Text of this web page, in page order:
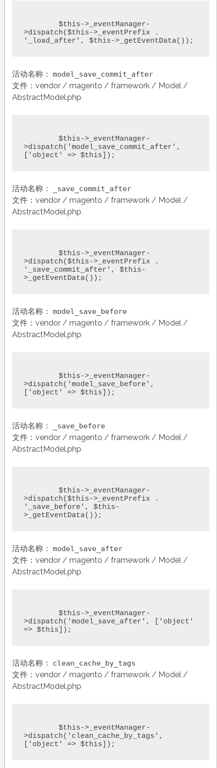
>dispatch($this->_eventPrefix .
'_load_after', $this->_getEventData());
活动名称： model_save_commit_after
文件：vendor / magento / framework / Model /
AbstractModel.php
>dispatch('model_save_commit_after',
['object' => $this]);
活动名称： _save_commit_after
文件：vendor / magento / framework / Model /
AbstractModel.php
>dispatch($this->_eventPrefix .
'_save_commit_after', $this-
>_getEventData());
活动名称： model_save_before
文件：vendor / magento / framework / Model /
AbstractModel.php
>dispatch('model_save_before',
['object' => $this]);
活动名称： _save_before
文件：vendor / magento / framework / Model /
AbstractModel.php
>dispatch($this->_eventPrefix .
'_save_before', $this-
>_getEventData());
活动名称： model_save_after
文件：vendor / magento / framework / Model /
AbstractModel.php
>dispatch('model_save_after', ['object'
=> $this]);
活动名称： clean_cache_by_tags
文件：vendor / magento / framework / Model /
AbstractModel.php
>dispatch('clean_cache_by_tags',
['object' => $this]);